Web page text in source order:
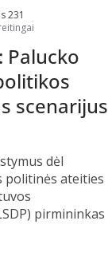
231
Palucko
scenarijus
dėl
politinės ateities
pirmininkas